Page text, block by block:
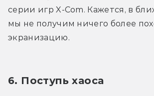
серии игр X-Com. Кажется, в
мы не получим ничего более
экранизацию.
6. Поступь хаоса